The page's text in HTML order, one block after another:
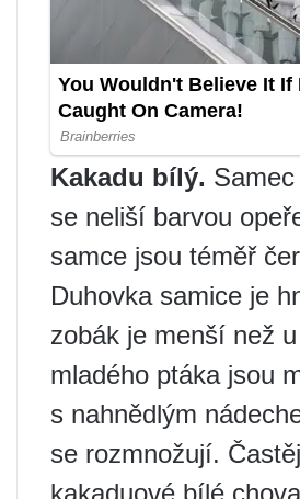
Kakadu bílý.
se neliší barvou
samce jsou téměř
Duhovka samice je
zobák je menší než
mladého ptáka jsou
s nahnědlým
se rozmnožují.